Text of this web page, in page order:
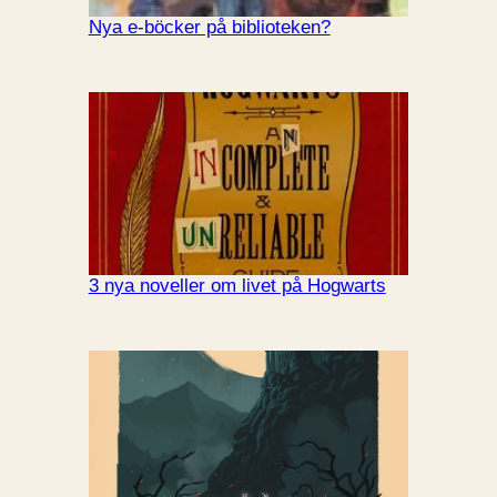
Nya e-böcker på biblioteken?
3 nya noveller om livet på Hogwarts